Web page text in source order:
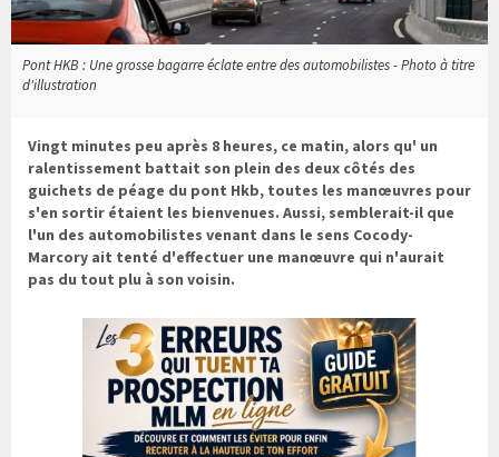
Pont HKB : Une grosse bagarre éclate entre des automobilistes - Photo à titre
d'illustration
Vingt minutes peu après 8 heures, ce matin, alors qu' un
ralentissement battait son plein des deux côtés des
guichets de péage du pont Hkb, toutes les manœuvres pour
s'en sortir étaient les bienvenues. Aussi, semblerait-il que
l'un des automobilistes venant dans le sens Cocody-
Marcory ait tenté d'effectuer une manœuvre qui n'aurait
pas du tout plu à son voisin.